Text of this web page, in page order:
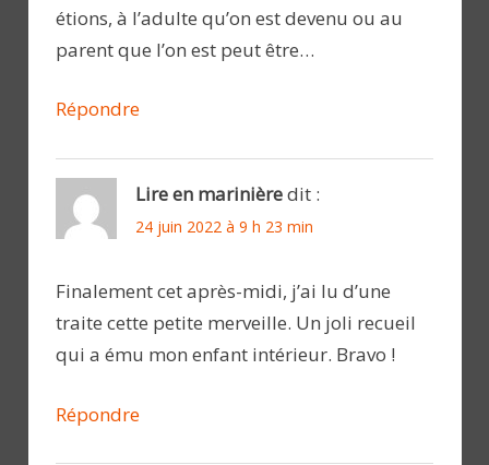
étions, à l’adulte qu’on est devenu ou au
parent que l’on est peut être…
Répondre
Lire en marinièredit :
24 juin 2022 à 9 h 23 min
Finalement cet après-midi, j’ai lu d’une
traite cette petite merveille. Un joli recueil
qui a ému mon enfant intérieur. Bravo !
Répondre